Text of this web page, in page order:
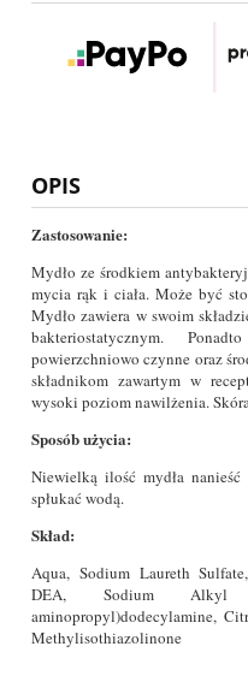
OPIS
Zastosowanie:
Mydło ze środkiem
mycia rąk i ciała. Może być
Mydło zawiera w swoim
bakteriostatycznym.
powierzchniowo czynne oraz
składnikom zawartym w
wysoki poziom nawilżenia.
Sposób użycia:
Niewielką ilość mydła
spłukać wodą.
Skład:
Aqua, Sodium Laureth
DEA, Sodium Alkyl
aminopropyl)dodecylamine,
Methylisothiazolinone